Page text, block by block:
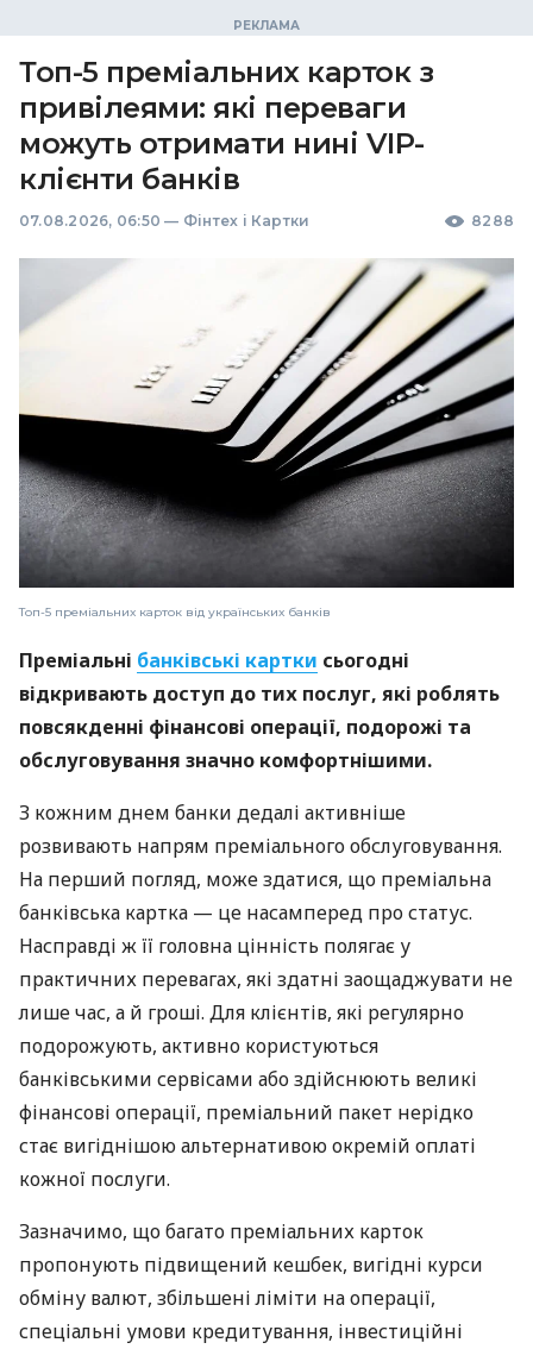
Топ-5 преміальних карток з
привілеями: які переваги
можуть отримати нині VIP-
клієнти банків
07.08.2026, 06:50 — Фінтех і Картки 8288
Топ-5 преміальних карток від українських банків
Преміальні банківські картки сьогодні
відкривають доступ до тих послуг, які роблять
повсякденні фінансові операції, подорожі та
обслуговування значно комфортнішими.
З кожним днем банки дедалі активніше
розвивають напрям преміального обслуговування.
На перший погляд, може здатися, що преміальна
банківська картка — це насамперед про статус.
Насправді ж її головна цінність полягає у
практичних перевагах, які здатні заощаджувати не
лише час, а й гроші. Для клієнтів, які регулярно
подорожують, активно користуються
банківськими сервісами або здійснюють великі
фінансові операції, преміальний пакет нерідко
стає вигіднішою альтернативою окремій оплаті
кожної послуги.
Зазначимо, що багато преміальних карток
пропонують підвищений кешбек, вигідні курси
обміну валют, збільшені ліміти на операції,
спеціальні умови кредитування, інвестиційні